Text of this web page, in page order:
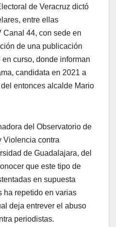
de Veracruz dictó
entre ellas
44, con sede en
de una publicación
curso, donde informan
candidata en 2021 a
entonces alcalde Mario
del Observatorio de
Violencia contra
de Guadalajara, del
que este tipo de
en supuesta
ha repetido en varias
deja entrever el abuso
periodistas.